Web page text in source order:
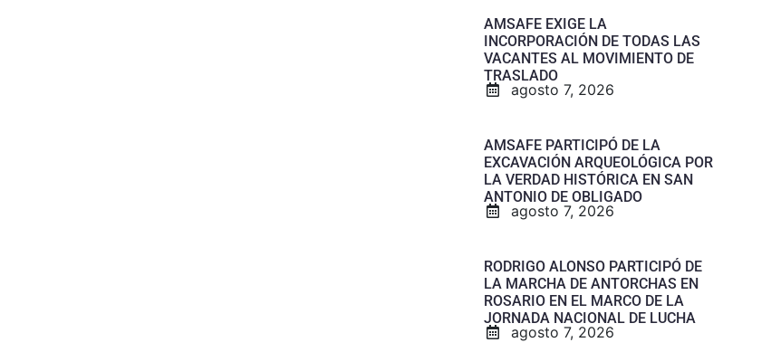
AMSAFE EXIGE LA
INCORPORACIÓN DE TODAS LAS
VACANTES AL MOVIMIENTO DE
TRASLADO
agosto 7, 2026
AMSAFE PARTICIPÓ DE LA
EXCAVACIÓN ARQUEOLÓGICA POR
LA VERDAD HISTÓRICA EN SAN
ANTONIO DE OBLIGADO
agosto 7, 2026
RODRIGO ALONSO PARTICIPÓ DE
LA MARCHA DE ANTORCHAS EN
ROSARIO EN EL MARCO DE LA
JORNADA NACIONAL DE LUCHA
agosto 7, 2026